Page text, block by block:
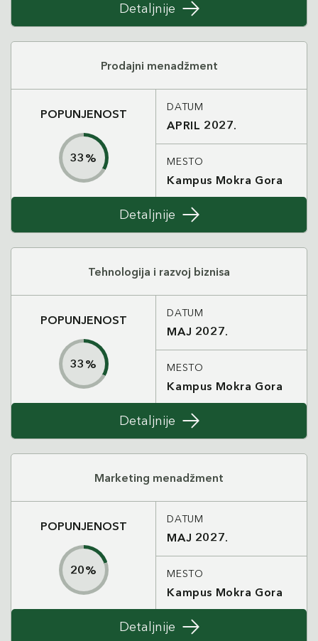
Detaljnije
Prodajni menadžment
POPUNJENOST
33 %
DATUM
APRIL 2027.
MESTO
Kampus Mokra Gora
Detaljnije
Tehnologija i razvoj biznisa
POPUNJENOST
33 %
DATUM
MAJ 2027.
MESTO
Kampus Mokra Gora
Detaljnije
Marketing menadžment
POPUNJENOST
20%
DATUM
MAJ 2027.
MESTO
Kampus Mokra Gora
Detaljnije